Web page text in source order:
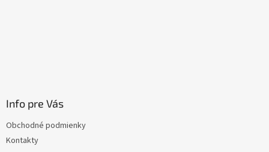
Info pre Vás
Obchodné podmienky
Kontakty